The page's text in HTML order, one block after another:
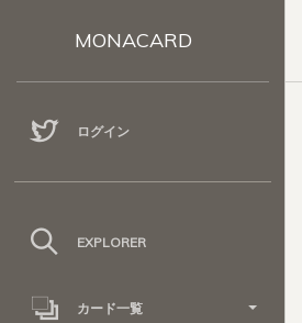
MONACARD
ログイン
EXPLORER
カード一覧